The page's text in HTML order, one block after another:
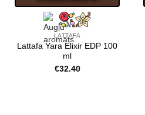
LATTAFA
Lattafa Yara Elixir EDP 100
ml
€32.40